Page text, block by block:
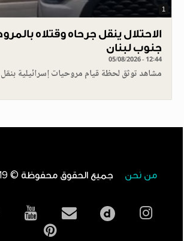
1
الاحتلال ينقل جرحاه وقتلاه
جنوب لبنان
05/08/2026 - 12:44
مشاهد توثق لحظة قيام مروحيات إسرائيلية
من نحن جميع الحقوق محفوظة © 2019